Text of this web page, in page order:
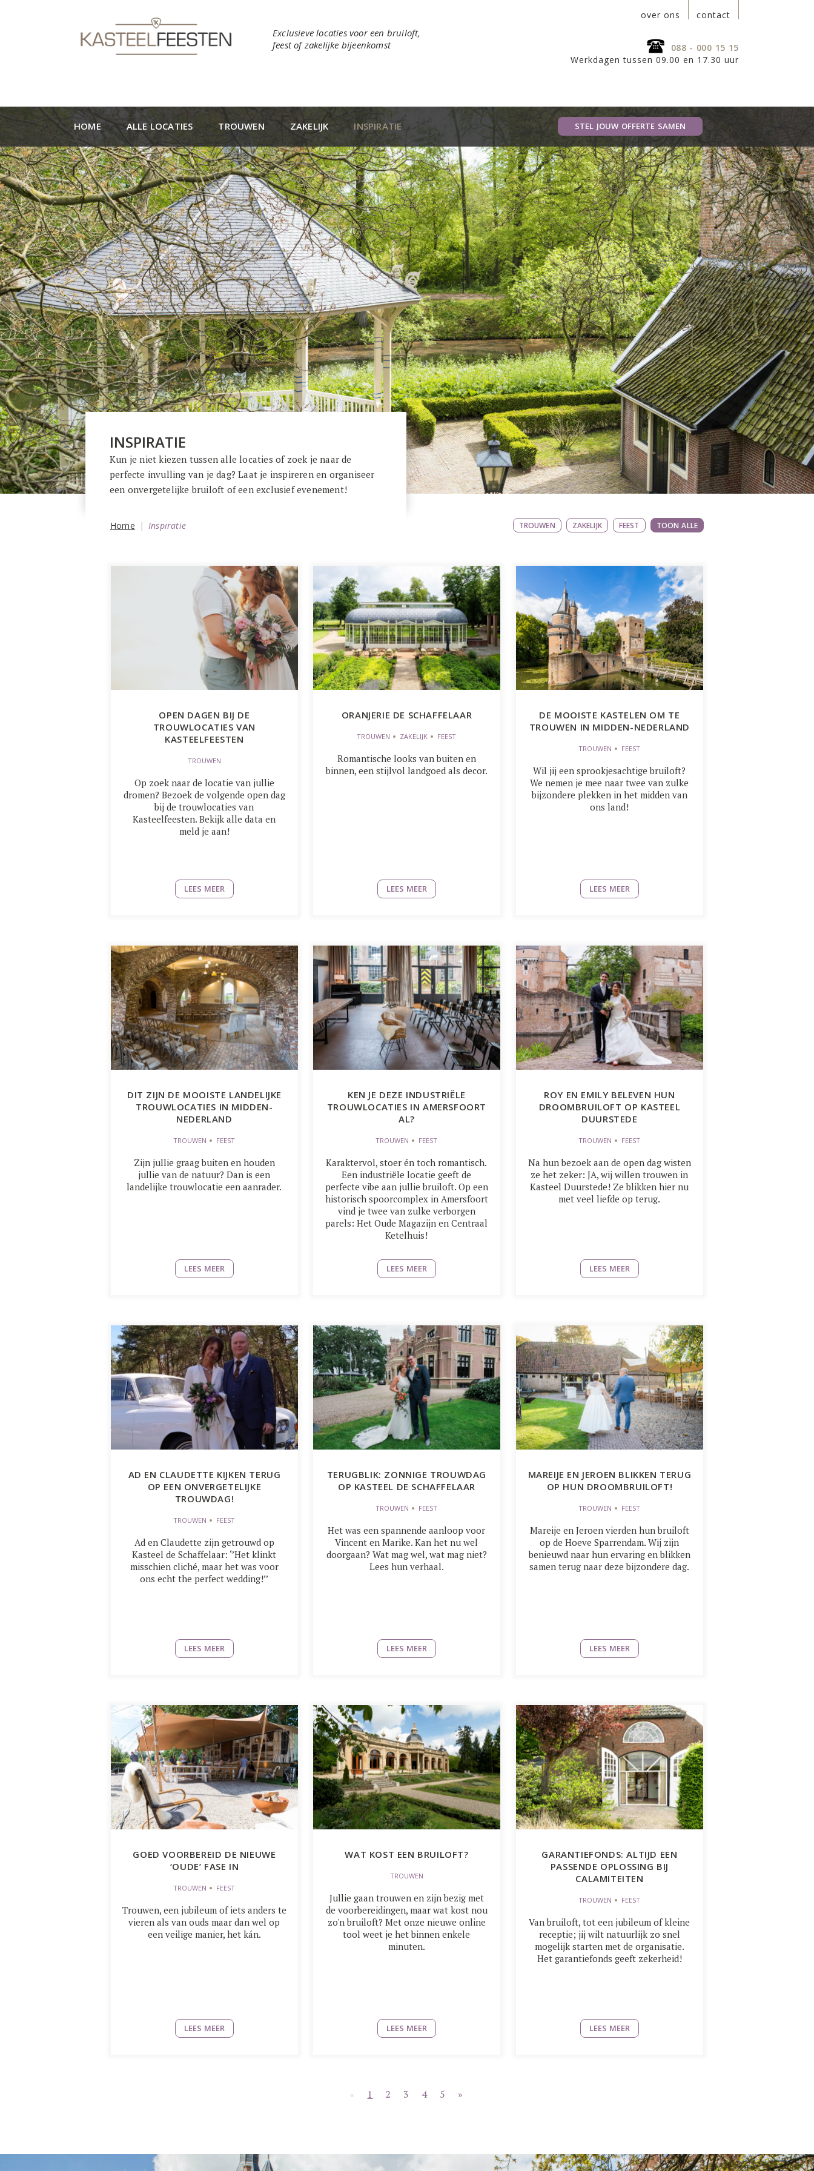
Exclusieve locaties voor een bruiloft,
feest of zakelijke bijeenkomst
over ons contact
088 - 000 15 15
Werkdagen tussen 09.00 en 17.30 uur
HOME ALLE LOCATIES TROUWEN ZAKELIJK INSPIRATIE STEL JOUW OFFERTE SAMEN
INSPIRATIE
Kun je niet kiezen tussen alle locaties of zoek je naar de
perfecte invulling van je dag? Laat je inspireren en organiseer
een onvergetelijke bruiloft of een exclusief evenement!
Home Inspiratie TROUWEN ZAKELIJK FEEST TOON ALLE
OPEN DAGEN BIJ DE
TROUWLOCATIES VAN
KASTEELFEESTEN
TROUWEN
Op zoek naar de locatie van jullie
dromen? Bezoek de volgende open dag
bij de trouwlocaties van
Kasteelfeesten. Bekijk alle data en
meld je aan!
LEES MEER
ORANJERIE DE SCHAFFELAAR
TROUWEN ZAKELIJK FEEST
Romantische looks van buiten en
binnen, een stijlvol landgoed als decor.
LEES MEER
DE MOOISTE KASTELEN OM TE
TROUWEN IN MIDDEN-NEDERLAND
TROUWEN FEEST
Wil jij een sprookjesachtige bruiloft?
We nemen je mee naar twee van zulke
bijzondere plekken in het midden van
ons land!
LEES MEER
DIT ZIJN DE MOOISTE LANDELIJKE
TROUWLOCATIES IN MIDDEN-
NEDERLAND
TROUWEN FEEST
Zijn jullie graag buiten en houden
jullie van de natuur? Dan is een
landelijke trouwlocatie een aanrader.
LEES MEER
KEN JE DEZE INDUSTRIËLE
TROUWLOCATIES IN AMERSFOORT
AL?
TROUWEN FEEST
Karaktervol, stoer én toch romantisch.
Een industriële locatie geeft de
perfecte vibe aan jullie bruiloft. Op een
historisch spoorcomplex in Amersfoort
vind je twee van zulke verborgen
parels: Het Oude Magazijn en Centraal
Ketelhuis!
LEES MEER
ROY EN EMILY BELEVEN HUN
DROOMBRUILOFT OP KASTEEL
DUURSTEDE
TROUWEN FEEST
Na hun bezoek aan de open dag wisten
ze het zeker: JA, wij willen trouwen in
Kasteel Duurstede! Ze blikken hier nu
met veel liefde op terug.
LEES MEER
AD EN CLAUDETTE KIJKEN TERUG
OP EEN ONVERGETELIJKE
TROUWDAG!
TROUWEN FEEST
Ad en Claudette zijn getrouwd op
Kasteel de Schaffelaar: ‘’Het klinkt
misschien cliché, maar het was voor
ons echt the perfect wedding!’’
LEES MEER
TERUGBLIK: ZONNIGE TROUWDAG
OP KASTEEL DE SCHAFFELAAR
TROUWEN FEEST
Het was een spannende aanloop voor
Vincent en Marike. Kan het nu wel
doorgaan? Wat mag wel, wat mag niet?
Lees hun verhaal.
LEES MEER
MAREIJE EN JEROEN BLIKKEN TERUG
OP HUN DROOMBRUILOFT!
TROUWEN FEEST
Mareije en Jeroen vierden hun bruiloft
op de Hoeve Sparrendam. Wij zijn
benieuwd naar hun ervaring en blikken
samen terug naar deze bijzondere dag.
LEES MEER
GOED VOORBEREID DE NIEUWE
‘OUDE’ FASE IN
TROUWEN FEEST
Trouwen, een jubileum of iets anders te
vieren als van ouds maar dan wel op
een veilige manier, het kán.
LEES MEER
WAT KOST EEN BRUILOFT?
TROUWEN
Jullie gaan trouwen en zijn bezig met
de voorbereidingen, maar wat kost nou
zo'n bruiloft? Met onze nieuwe online
tool weet je het binnen enkele
minuten.
LEES MEER
GARANTIEFONDS: ALTIJD EEN
PASSENDE OPLOSSING BIJ
CALAMITEITEN
TROUWEN FEEST
Van bruiloft, tot een jubileum of kleine
receptie; jij wilt natuurlijk zo snel
mogelijk starten met de organisatie.
Het garantiefonds geeft zekerheid!
LEES MEER
« 1 2 3 4 5 »